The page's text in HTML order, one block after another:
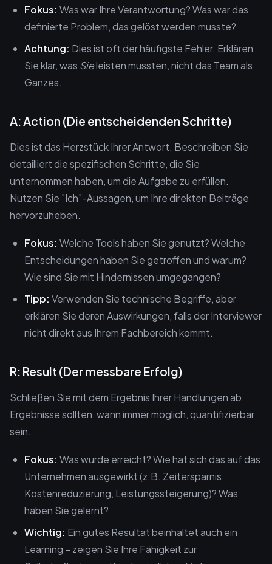
Fokus: Was war Ihre Verantwortung? Was war das
definierte Problem, das gelöst werden musste?
Achtung: Dies ist oft der häufigste Fehler. Erklären
Sie klar, was Sieleisten mussten, nicht das Team als
Ganzes.
A: Action (Die entscheidenden Schritte)
Dies ist das Herzstück Ihrer Antwort. Beschreiben Sie
detailliert die spezifischen Schritte, die Sie
unternommen haben, um die Aufgabe zu erfüllen.
Nutzen Sie "Ich"-Aussagen, um Ihre direkten Beiträge
hervorzuheben.
Fokus: Welche Tools haben Sie genutzt? Welche
Entscheidungen haben Sie getroffen und warum?
Wie sind Sie mit Hindernissen umgegangen?
Tipp: Verwenden Sie technische Begriffe, aber
erklären Sie deren Auswirkungen, falls der Interviewer
nicht direkt aus Ihrem Fachbereich kommt.
R: Result (Der messbare Erfolg)
Schließen Sie mit dem Ergebnis Ihrer Handlungen ab.
Ergebnisse sollten, wann immer möglich, quantifizierbar
sein.
Fokus: Was wurde erreicht? Wie hat sich das auf das
Unternehmen ausgewirkt (z.B. Zeitersparnis,
Kostenreduzierung, Leistungssteigerung)? Was
haben Sie gelernt?
Wichtig: Ein gutes Resultat beinhaltet auch ein
Learning – zeigen Sie Ihre Fähigkeit zur